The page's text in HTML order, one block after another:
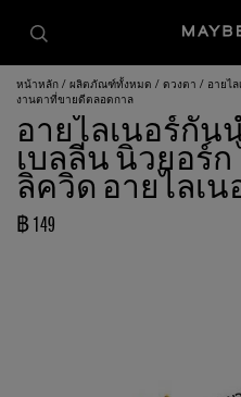
หน้าหลัก ผลิตภัณฑ์ทั้งหมด ดวงตา อายไล
งานตาที่ขายดีตลอดกาล
อายไลเนอร์กัน
เบลลีน นิวยอร์ก
ลิควิด อายไลเ
฿ 149